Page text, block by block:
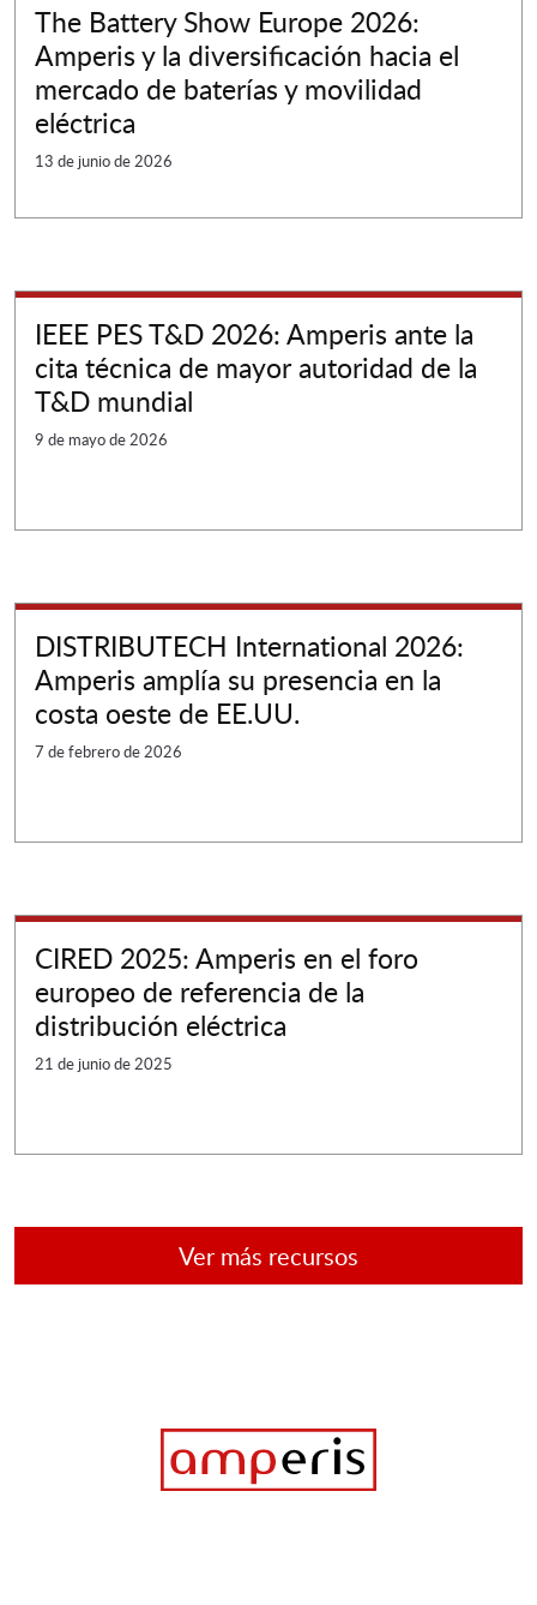
The Battery Show Europe 2026:
Amperis y la diversificación hacia el
mercado de baterías y movilidad
eléctrica
13 de junio de 2026
IEEE PES T&D 2026: Amperis ante la
cita técnica de mayor autoridad de la
T&D mundial
9 de mayo de 2026
DISTRIBUTECH International 2026:
Amperis amplía su presencia en la
costa oeste de EE.UU.
7 de febrero de 2026
CIRED 2025: Amperis en el foro
europeo de referencia de la
distribución eléctrica
21 de junio de 2025
Ver más recursos